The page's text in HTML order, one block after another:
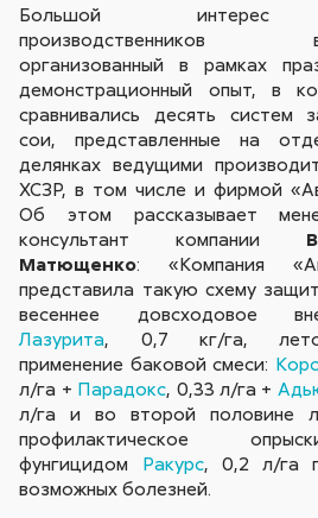
Большой
производственников
организованный в рамках
демонстрационный опыт, в
сравнивались десять систем
сои, представленные на
делянках ведущими
ХСЗР, в том числе и фирмой
Об этом рассказывает
консультант компании
Матющенко: «Компания
представила такую схему
весеннее довсходовое
Лазурита, 0,7 кг/га,
применение баковой смеси:
л/га + Парадокс, 0,33 л/га +
л/га и во второй половине
профилактическое
фунгицидом Ракурс, 0,2 л/га
возможных болезней.